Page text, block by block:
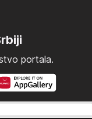
portala.